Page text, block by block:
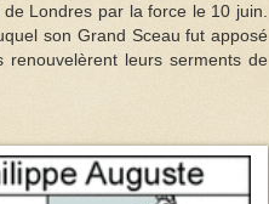
Londres par la force le 10 juin.
son Grand Sceau fut apposé
leurs serments de